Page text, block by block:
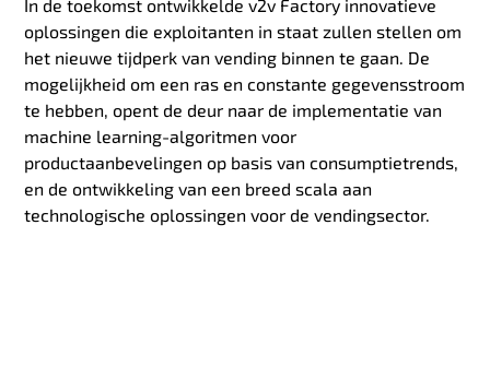
In de toekomst ontwikkelde v2v Factory innovatieve
oplossingen die exploitanten in staat zullen stellen om
het nieuwe tijdperk van vending binnen te gaan. De
mogelijkheid om een ​​ras en constante gegevensstroom
te hebben, opent de deur naar de implementatie van
machine learning-algoritmen voor
productaanbevelingen op basis van consumptietrends,
en de ontwikkeling van een breed scala aan
technologische oplossingen voor de vendingsector.